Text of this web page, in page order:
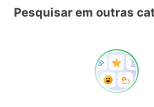
Pesquisar em outras